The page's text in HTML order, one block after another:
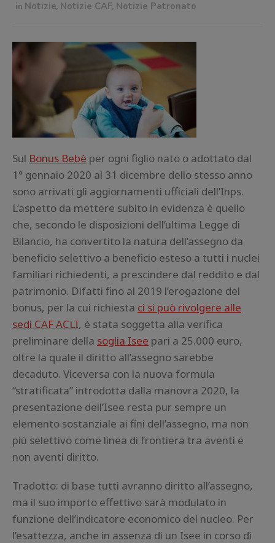
in Notizie, Notizie CAF, Notizie Patronato
Sul Bonus Bebè per ogni figlio nato o adottato dal
1° gennaio 2020 al 31 dicembre dello stesso anno
sono arrivati gli aggiornamenti ufficiali dell’Inps.
L’aspetto da mettere subito in evidenza è quello
che, secondo le disposizioni dell’ultima Legge di
Bilancio, ha convertito la natura dell’assegno da
beneficio selettivo a beneficio esteso a tutti i nuclei
familiari richiedenti, a prescindere dal reddito e dal
patrimonio. Difatti fino al 2019 l’erogazione del
bonus, per la cui richiesta ci si può rivolgere alle
sedi CAF ACLI, è stata soggetta alla verifica
preliminare della soglia Isee pari a 25.000 euro,
oltre la quale il diritto all’assegno sarebbe
decaduto. Viceversa con la nuova formula
“stratificata” introdotta dalla manovra 2020, la
presentazione dell’Isee resta pur sempre un
elemento sostanziale ai fini dell’assegno, ma non
più selettivo come linea di frontiera tra aventi e
non aventi diritto.
Tradotto: di base tutti avranno diritto all’assegno,
ma il suo importo effettivo sarà modulato in
funzione dell’indicatore economico del nucleo. Per
l’esattezza, anche in assenza di un Isee in corso di